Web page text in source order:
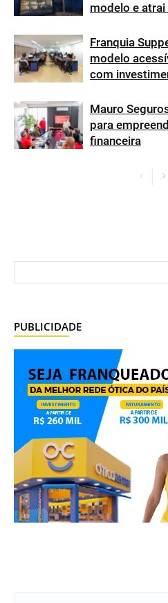
modelo e
Franquia
modelo
com
Mauro
para
financeira
PUBLICIDADE